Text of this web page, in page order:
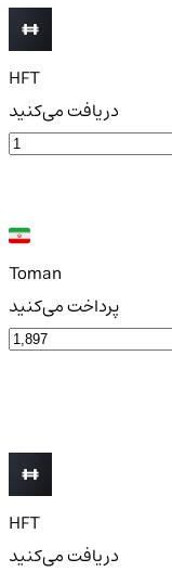
HFT
دریافت می‌کنید
Toman
پرداخت می‌کنید
HFT
دریافت می‌کنید